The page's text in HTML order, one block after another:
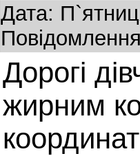
Дата:
Дорогі
жирним